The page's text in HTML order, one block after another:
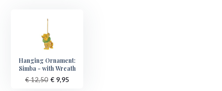
Hanging Ornament:
Simba - with Wreath
€ 12,50 € 9,95